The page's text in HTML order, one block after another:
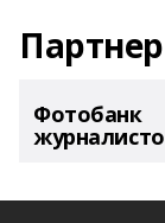
Фотобанк